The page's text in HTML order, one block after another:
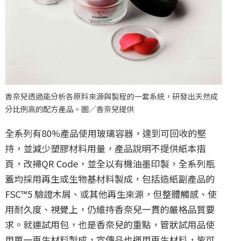
香奈兒透過能分析各原料來源與製程的一套系統，研發出天然成
分比例高的配方產品。圖／香奈兒提供
全系列有80%產品使用玻璃容器，達到可回收的堅
持，並減少塑膠材料用量，產品說明不提供紙本摺
頁，改掃QR Code，並全以有機油墨印製，全系列瓶
蓋均採用再生或生物基材料製成，包括造紙副產品的
FSC™5 驗證木屑、或其他再生來源，但整體觸感、使
用耐久度、視覺上，仍維持香奈兒一貫的嚴格品質要
求。就連試用包，也是香奈兒的重點，管狀試用品使